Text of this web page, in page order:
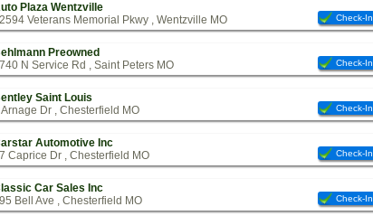
Plaza Wentzville
Veterans Memorial Pkwy , Wentzville MO
Check-In
Preowned
N Service Rd , Saint Peters MO
Check-In
Saint Louis
Arnage Dr , Chesterfield MO
Check-In
Automotive Inc
Caprice Dr , Chesterfield MO
Check-In
Car Sales Inc
Bell Ave , Chesterfield MO
Check-In